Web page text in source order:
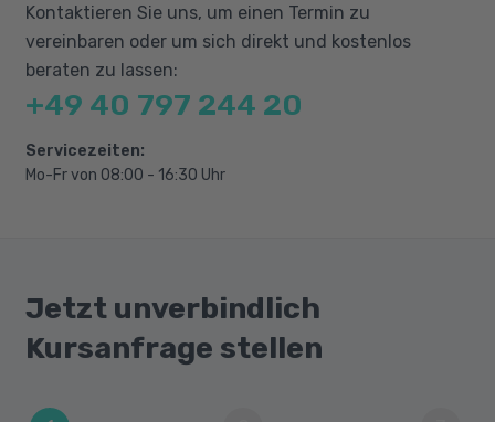
Kontaktieren Sie uns, um einen Termin zu
vereinbaren oder um sich direkt und kostenlos
beraten zu lassen:
+49 40 797 244 20
Servicezeiten:
Mo-Fr von 08:00 - 16:30 Uhr
Jetzt unverbindlich
Kursanfrage stellen